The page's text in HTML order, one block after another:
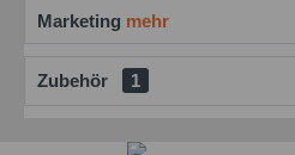
Marketing mehr
Zubehör 1